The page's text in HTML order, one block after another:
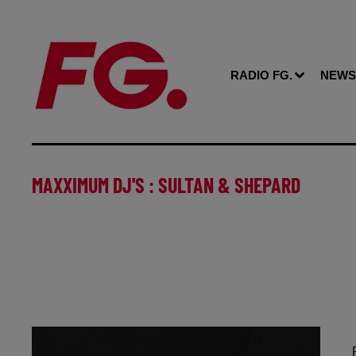
RADIO FG. NEWS
MAXXIMUM DJ'S : SULTAN & SHEPARD